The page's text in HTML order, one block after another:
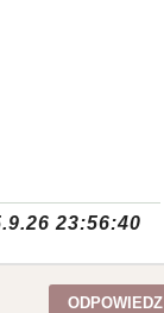
23:56:40
ODPOWIEDZ